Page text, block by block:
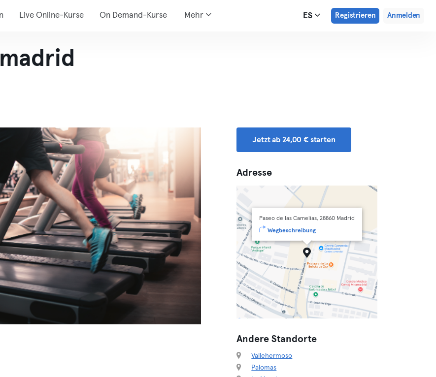
Live Online-Kurse On Demand-Kurse Mehr ES Registrieren Anmelden
Jetzt ab 24,00 € starten
Adresse
Paseo de las Camelias, 28860 Madrid
Wegbeschreibung
Andere Standorte
Vallehermoso
Palomas